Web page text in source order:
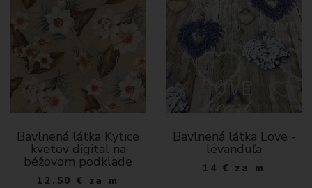
Bavlnená látka Kytice
kvetov digital na
béžovom podklade
12.50 € za m
Bavlnená látka Love -
levanduľa
14 € za m